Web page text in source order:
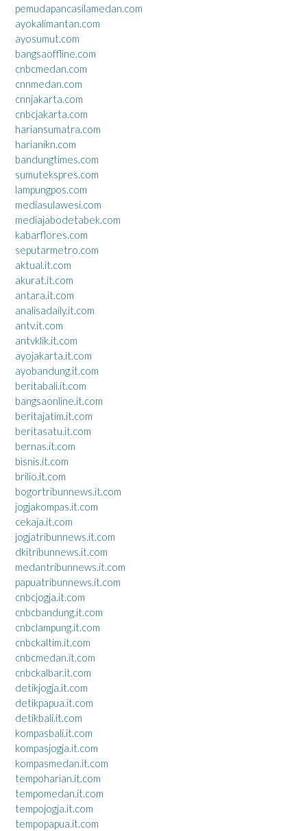
pemudapancasilamedan.com
ayokalimantan.com
ayosumut.com
bangsaoffline.com
cnbcmedan.com
cnnmedan.com
cnnjakarta.com
cnbcjakarta.com
hariansumatra.com
harianikn.com
bandungtimes.com
sumutekspres.com
lampungpos.com
mediasulawesi.com
mediajabodetabek.com
kabarflores.com
seputarmetro.com
aktual.it.com
akurat.it.com
antara.it.com
analisadaily.it.com
antv.it.com
antvklik.it.com
ayojakarta.it.com
ayobandung.it.com
beritabali.it.com
bangsaonline.it.com
beritajatim.it.com
beritasatu.it.com
bernas.it.com
bisnis.it.com
brilio.it.com
bogortribunnews.it.com
jogjakompas.it.com
cekaja.it.com
jogjatribunnews.it.com
dkitribunnews.it.com
medantribunnews.it.com
papuatribunnews.it.com
cnbcjogja.it.com
cnbcbandung.it.com
cnbclampung.it.com
cnbckaltim.it.com
cnbcmedan.it.com
cnbckalbar.it.com
detikjogja.it.com
detikpapua.it.com
detikbali.it.com
kompasbali.it.com
kompasjogja.it.com
kompasmedan.it.com
tempoharian.it.com
tempomedan.it.com
tempojogja.it.com
tempopapua.it.com